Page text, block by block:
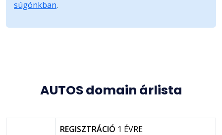
súgónkban.
AUTOS domain árlista
REGISZTRÁCIÓ 1 ÉVRE